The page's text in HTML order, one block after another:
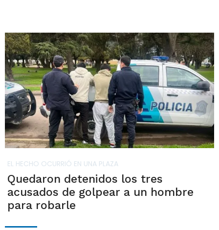
EL HECHO OCURRIÓ EN UNA PLAZA
Quedaron detenidos los tres
acusados de golpear a un hombre
para robarle